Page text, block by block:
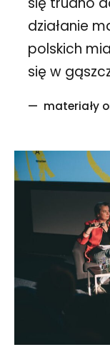
działanie
polskich
się w
materiały